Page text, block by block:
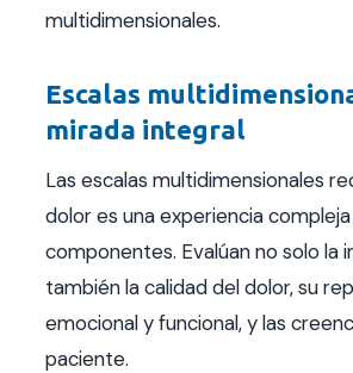
multidimensionales.
Escalas
mirada integral
Las escalas multidimensionales
dolor es una experiencia
componentes. Evalúan no solo la
también la calidad del dolor, su
emocional y funcional, y las
paciente.